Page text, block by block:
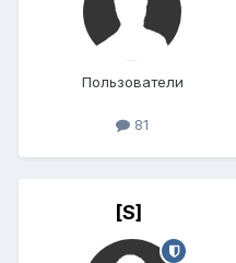
Пользователи
81
[S]